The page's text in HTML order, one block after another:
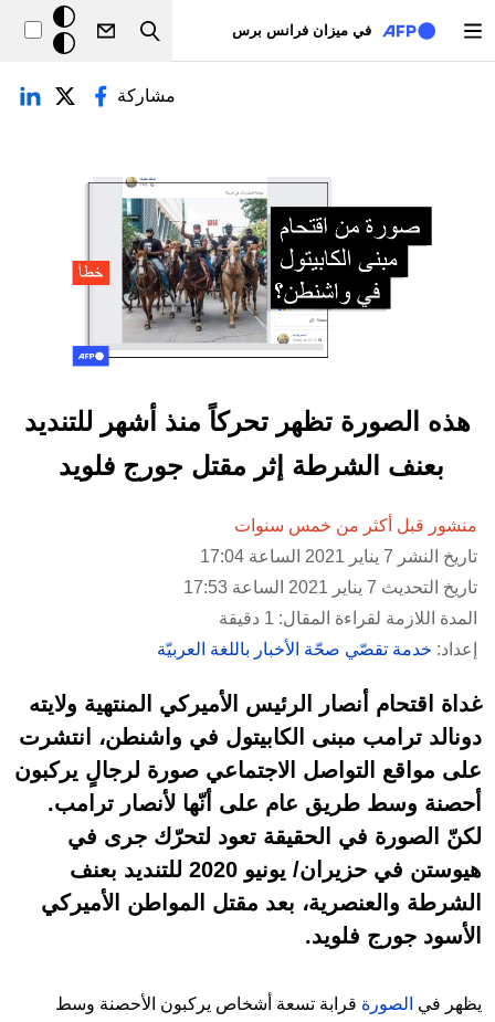
في ميزان فرانس برس
Search
خلفيّة
داكنة
التبويبات الأساسية
مشاركة
هذه الصورة تظهر تحركاً منذ أشهر للتنديد
بعنف الشرطة إثر مقتل جورج فلويد
منشور قبل أكثر من خمس سنوات
تاريخ النشر 7 يناير 2021 الساعة 17:04
تاريخ التحديث 7 يناير 2021 الساعة 17:53
المدة اللازمة لقراءة المقال: 1 دقيقة
إعداد: خدمة تقصّي صحّة الأخبار باللغة العربيّة
غداة اقتحام أنصار الرئيس الأميركي المنتهية ولايته
دونالد ترامب مبنى الكابيتول في واشنطن، انتشرت
على مواقع التواصل الاجتماعي صورة لرجالٍ يركبون
أحصنة وسط طريق عام على أنّها لأنصار ترامب.
لكنّ الصورة في الحقيقة تعود لتحرّك جرى في
هيوستن في حزيران/ يونيو 2020 للتنديد بعنف
الشرطة والعنصرية، بعد مقتل المواطن الأميركي
الأسود جورج فلويد.
يظهر في الصورة قرابة تسعة أشخاص يركبون الأحصنة وسط